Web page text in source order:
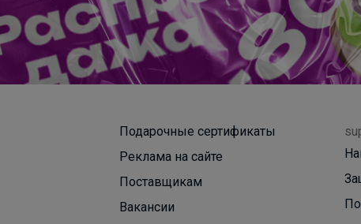
Подарочные сертификаты
Реклама на сайте
Поставщикам
Вакансии